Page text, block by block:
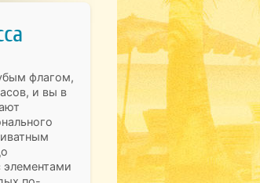
флагом,
и вы в
элементами